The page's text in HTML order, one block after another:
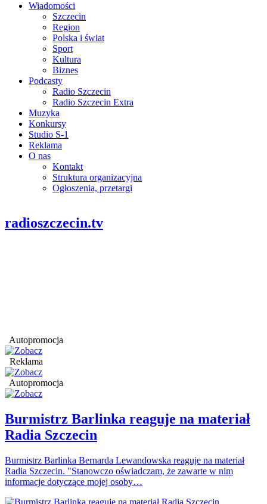
Wiadomości
Szczecin
Region
Polska i świat
Sport
Kultura
Biznes
Podcasty
Radio Szczecin
Radio Szczecin Extra
Muzyka
Konkursy
Studio S-1
Reklama
O nas
Kontakt
Struktura organizacyjna
Ogłoszenia, przetargi
radioszczecin.tv
Autopromocja
Reklama
Autopromocja
Burmistrz Barlinka reaguje na materiał
Radia Szczecin
Burmistrz Barlinka Bernarda Lewandowska reaguje na materiał
Radia Szczecin. "Stanowczo oświadczam, że zawarte w nim
informacje dotyczące mojej osoby…